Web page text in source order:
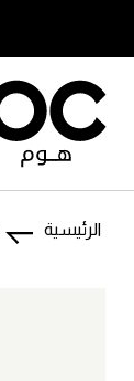
الرئيسية